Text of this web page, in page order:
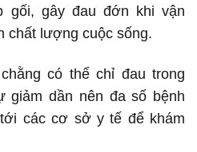
gối, gây đau đớn khi vận
chất lượng cuộc sống.
có thể chỉ đau trong
giảm dần nên đa số bệnh
các cơ sở y tế để khám